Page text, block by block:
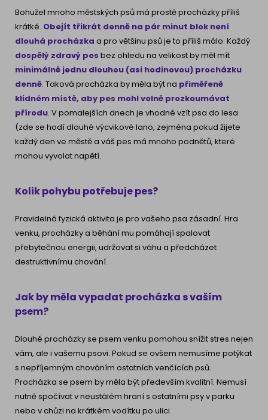
Bohužel mnoho městských psů má prostě procházky příliš
krátké. Obejít třikrát denně na pár minut blok není
dlouhá procházka a pro většinu psů je to příliš málo. Každý
dospělý zdravý pes bez ohledu na velikost by měl mít
minimálně jednu dlouhou (asi hodinovou) procházku
denně. Taková procházka by měla být na přiměřeně
klidném místě, aby pes mohl volně prozkoumávat
přírodu. V pomalejších dnech je vhodné vzít psa do lesa
(zde se hodí dlouhé výcvikové lano, zejména pokud žijete
každý den ve městě a váš pes má mnoho podnětů, které
mohou vyvolat napětí.
Kolik pohybu potřebuje pes?
Pravidelná fyzická aktivita je pro vašeho psa zásadní. Hra
venku, procházky a běhání mu pomáhají spalovat
přebytečnou energii, udržovat si váhu a předcházet
destruktivnímu chování.
Jak by měla vypadat procházka s vaším
psem?
Dlouhé procházky se psem venku pomohou snížit stres nejen
vám, ale i vašemu psovi. Pokud se ovšem nemusíme potýkat
s nepříjemným chováním ostatních venčících psů.
Procházka se psem by měla být především kvalitní. Nemusí
nutně spočívat v neustálém hraní s ostatními psy v parku
nebo v chůzi na krátkém vodítku po ulici.